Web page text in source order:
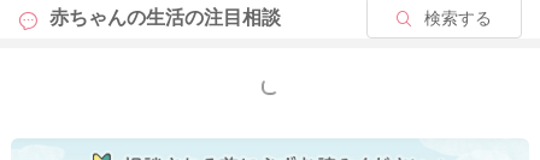
赤ちゃんの生活の注目相談 検索する
もっと見る